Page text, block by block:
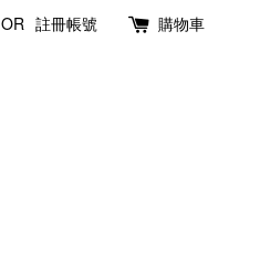
OR 註冊帳號 購物車